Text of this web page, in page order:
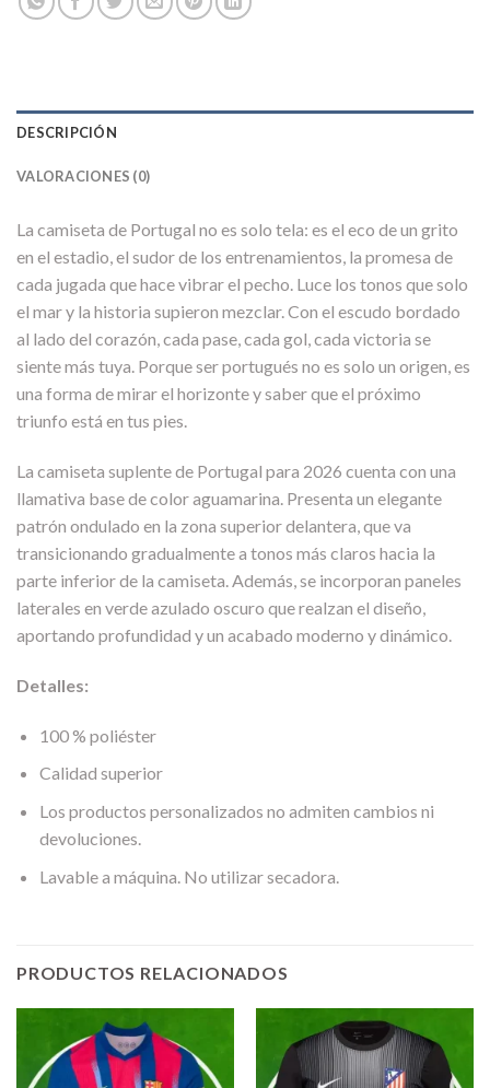
DESCRIPCIÓN
VALORACIONES (0)
La camiseta de Portugal no es solo tela: es el eco de un grito
en el estadio, el sudor de los entrenamientos, la promesa de
cada jugada que hace vibrar el pecho. Luce los tonos que solo
el mar y la historia supieron mezclar. Con el escudo bordado
al lado del corazón, cada pase, cada gol, cada victoria se
siente más tuya. Porque ser portugués no es solo un origen, es
una forma de mirar el horizonte y saber que el próximo
triunfo está en tus pies.
La camiseta suplente de Portugal para 2026 cuenta con una
llamativa base de color aguamarina. Presenta un elegante
patrón ondulado en la zona superior delantera, que va
transicionando gradualmente a tonos más claros hacia la
parte inferior de la camiseta. Además, se incorporan paneles
laterales en verde azulado oscuro que realzan el diseño,
aportando profundidad y un acabado moderno y dinámico.
Detalles:
100 % poliéster
Calidad superior
Los productos personalizados no admiten cambios ni
devoluciones.
Lavable a máquina. No utilizar secadora.
PRODUCTOS RELACIONADOS